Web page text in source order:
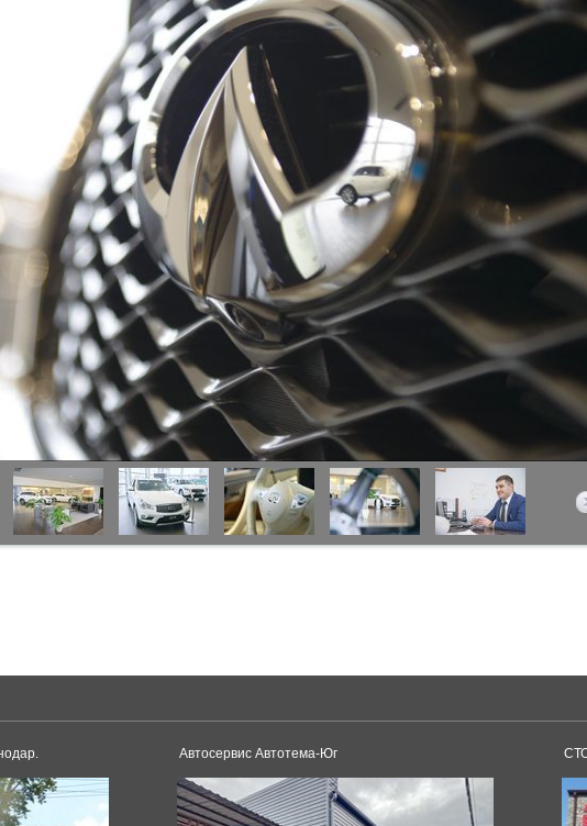
Автосервис Автотема-Юг